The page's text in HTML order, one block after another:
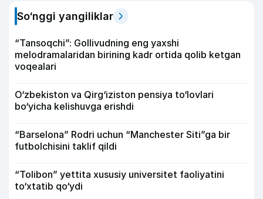
So‘nggi yangiliklar
“Tansoqchi”: Gollivudning eng yaxshi
melodramalaridan birining kadr ortida qolib ketgan
voqealari
O‘zbekiston va Qirg‘iziston pensiya to‘lovlari
bo‘yicha kelishuvga erishdi
“Barselona” Rodri uchun “Manchester Siti”ga bir
futbolchisini taklif qildi
“Tolibon” yettita xususiy universitet faoliyatini
to‘xtatib qo‘ydi